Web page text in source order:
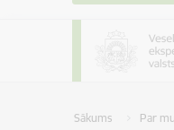
Sākums Par